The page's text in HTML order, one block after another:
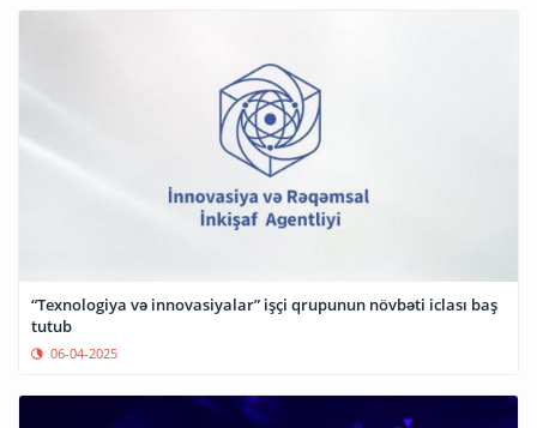
“Texnologiya və innovasiyalar” işçi qrupunun növbəti iclası baş
tutub
06-04-2025